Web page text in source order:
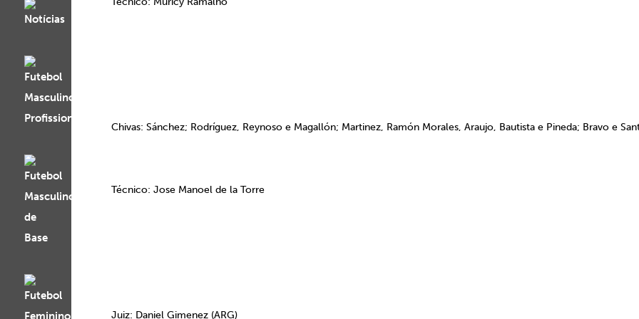
Chivas: Sánchez; Rodríguez, Reynoso e Magallón; Martinez, Ramón Morales, Araujo, Bautista e Pineda; Bravo e
Técnico: Jose Manoel de la Torre
Juiz: Daniel Gimenez (ARG)